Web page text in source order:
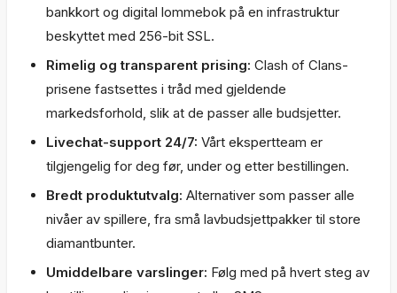
bankkort og digital lommebok på en infrastruktur
beskyttet med 256-bit SSL.
Rimelig og transparent prising: Clash of Clans-
prisene fastsettes i tråd med gjeldende
markedsforhold, slik at de passer alle budsjetter.
Livechat-support 24/7: Vårt ekspertteam er
tilgjengelig for deg før, under og etter bestillingen.
Bredt produktutvalg: Alternativer som passer alle
nivåer av spillere, fra små lavbudsjettpakker til store
diamantbunter.
Umiddelbare varslinger: Følg med på hvert steg av